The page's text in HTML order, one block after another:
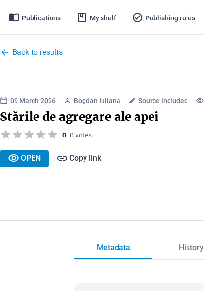
Publications My shelf Publishing rules
Back to results
09 March 2026 Bogdan Iuliana Source included
Stările de agregare ale apei
0 0 votes
OPEN Copy link
Metadata History